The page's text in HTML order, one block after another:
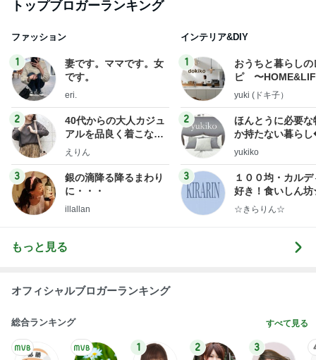
トップブロガーランキング
ファッション
1
妻です。ママです。女
です。
eri.
2
40代からの大人カジュ
アルを品良く着こなす
ファッションブログ
えりん
3
銀の滴降る降るまわり
に・・・
illallan
インテリア&DIY
1
おうちと暮らしの
ピ 〜
yuki (ドキ子）
2
ほんとうに必要な
か持たない暮ら
ep Life Simple◆
yukiko
3
１００均・カルデ
好き！食いしん
らりん☆のブログ
☆きらりん☆
もっと見る
オフィシャルブロガーランキング
総合ランキング すべて見る
1 2 3